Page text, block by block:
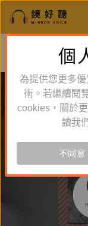
鏡好
體驗全
個
為提供您更多
術。若繼續閱
cookies，關於
讀我
不同意